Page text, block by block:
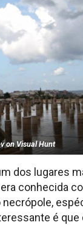
on Visual Hunt
dos lugares
conhecida
é que